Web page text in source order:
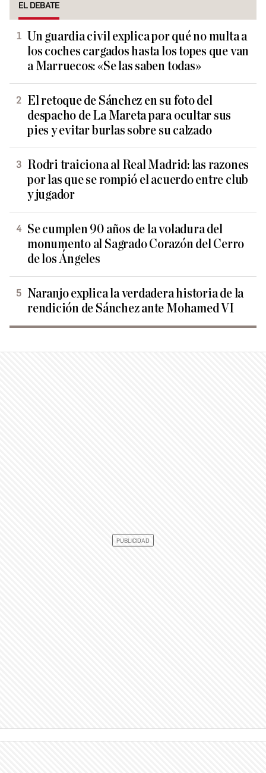
EL DEBATE
Un guardia civil explica por qué no multa a
los coches cargados hasta los topes que van
a Marruecos: «Se las saben todas»
El retoque de Sánchez en su foto del
despacho de La Mareta para ocultar sus
pies y evitar burlas sobre su calzado
Rodri traiciona al Real Madrid: las razones
por las que se rompió el acuerdo entre club
y jugador
Se cumplen 90 años de la voladura del
monumento al Sagrado Corazón del Cerro
de los Ángeles
Naranjo explica la verdadera historia de la
rendición de Sánchez ante Mohamed VI